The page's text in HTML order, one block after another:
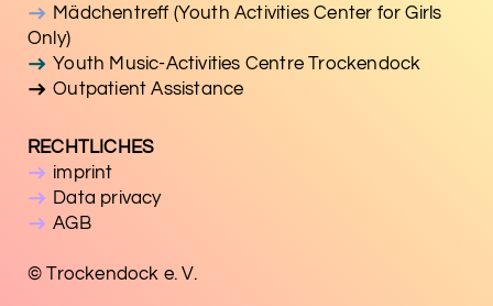
Mädchentreff (Youth Activities Center for Girls
Only)
Youth Music-Activities Centre Trockendock
Outpatient Assistance
RECHTLICHES
imprint
Data privacy
AGB
© Trockendock e. V.